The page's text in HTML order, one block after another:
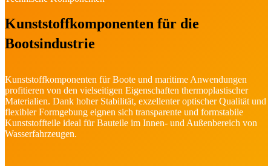
Kunststoffkomponenten für die
Bootsindustrie
Kunststoffkomponenten für Boote und maritime Anwendungen
profitieren von den vielseitigen Eigenschaften thermoplastischer
Materialien. Dank hoher Stabilität, exzellenter optischer Qualität und
flexibler Formgebung eignen sich transparente und formstabile
Kunststoffteile ideal für Bauteile im Innen- und Außenbereich von
Wasserfahrzeugen.